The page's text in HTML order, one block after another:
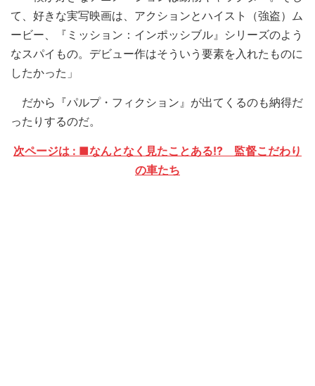
て、好きな実写映画は、アクションとハイスト（強盗）ム
ービー、『ミッション：インポッシブル』シリーズのよう
なスパイもの。デビュー作はそういう要素を入れたものに
したかった」
だから『パルプ・フィクション』が出てくるのも納得だ
ったりするのだ。
次ページは : ■なんとなく見たことある!? 監督こだわり
の車たち